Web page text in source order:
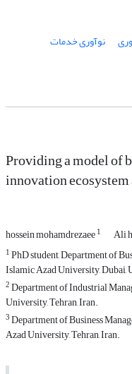
نوآوری خدمات
Providing a model of
innovation
hossein mohamdrezaee1 Ali
1PhD student, Department of
Islamic Azad University, Dubai,
2Department of Industrial
University, Tehran, Iran.
3Department of Business
Azad University, Tehran, Iran.